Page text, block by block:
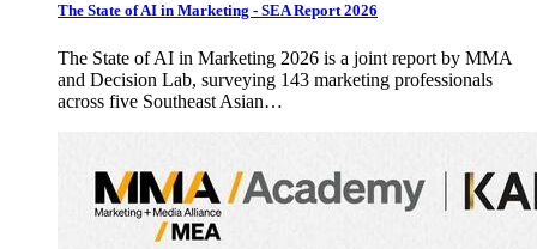
The State of AI in Marketing - SEA Report 2026
The State of AI in Marketing 2026 is a joint report by MMA
and Decision Lab, surveying 143 marketing professionals
across five Southeast Asian…